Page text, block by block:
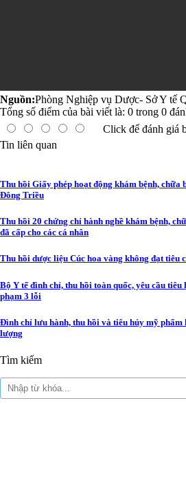
Nguồn:Phòng Nghiệp vụ Dược- Sở Y tế
Tổng số điểm của bài viết là: 0 trong 0
Click để đánh giá
Tin liên quan
Thu hồi Giấy phép hoạt động khám bệnh, chữa
Đông Triều
Thu hồi 20 chứng chỉ hành nghề khám bệnh,
đã cấp cho các cá nhân
Thu hồi dược liệu Cúc hoa vàng không đạt tiêu
Bộ Y tế đình chỉ, thu hồi toàn quốc, yêu cầu
phạm 3 lỗi
Đình chỉ lưu hành, thu hồi và tiêu hủy mỹ phẩm
lượng
Tìm kiếm